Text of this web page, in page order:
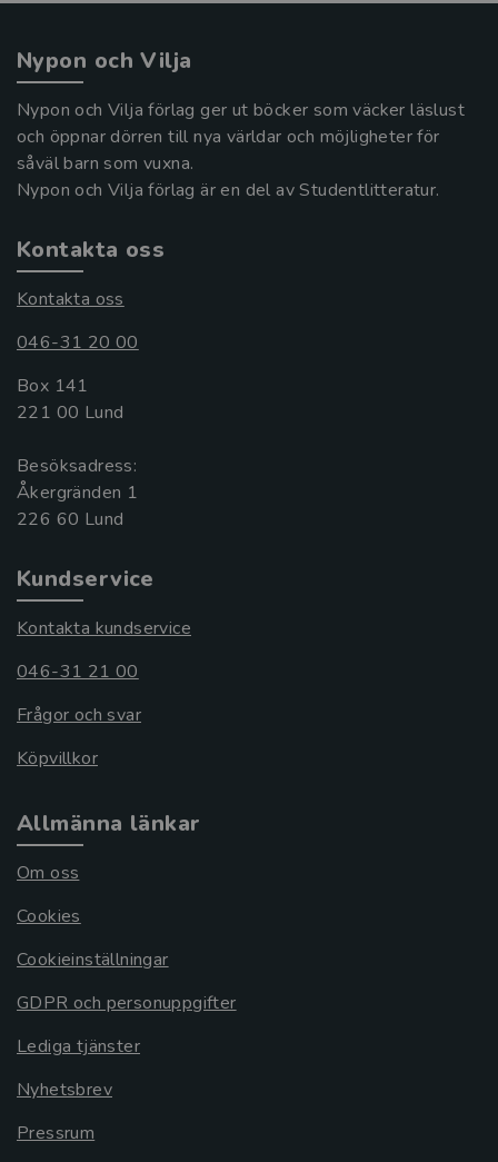
Nypon och Vilja
Nypon och Vilja förlag ger ut böcker som väcker läslust
och öppnar dörren till nya världar och möjligheter för
såväl barn som vuxna.
Nypon och Vilja förlag är en del av Studentlitteratur.
Kontakta oss
Kontakta oss
046-31 20 00
Box 141
221 00 Lund
Besöksadress:
Åkergränden 1
Kundservice
Kontakta kundservice
046-31 21 00
Frågor och svar
Köpvillkor
Allmänna länkar
Om oss
Cookies
Cookieinställningar
GDPR och personuppgifter
Lediga tjänster
Nyhetsbrev
Pressrum